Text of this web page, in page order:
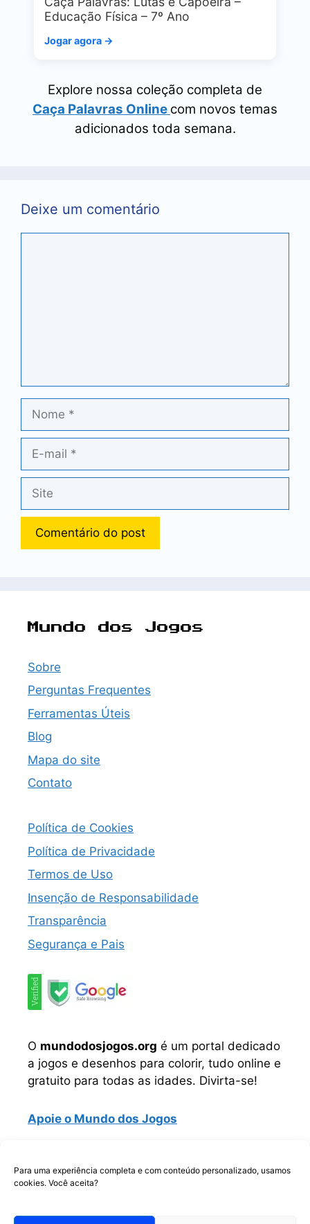
Para uma experiência completa e com conteúdo personalizado, usamos
cookies. Você aceita?
Educação Física – 7º Ano
Jogar agora →
Explore nossa coleção completa de
Caça Palavras Online com novos temas
adicionados toda semana.
Deixe um comentário
mail
Mundo dos Jogos
Sobre
Perguntas Frequentes
Ferramentas Úteis
Blog
Mapa do site
Contato
Política de Cookies
Política de Privacidade
Termos de Uso
Insenção de Responsabilidade
Transparência
Segurança e Pais
O mundodosjogos.org é um portal dedicado
a jogos e desenhos para colorir, tudo online e
gratuito para todas as idades. Divirta-se!
Apoie o Mundo dos Jogos
Telegram WhatsApp